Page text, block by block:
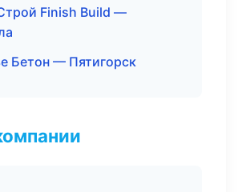
Finish Build —
Бетон — Пятигорск